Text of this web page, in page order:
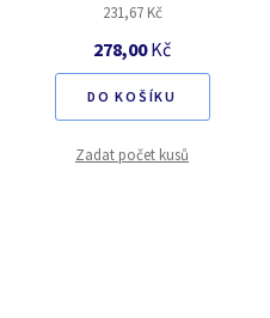
231,67 Kč
278,00Kč
DO KOŠÍKU
Zadat počet kusů